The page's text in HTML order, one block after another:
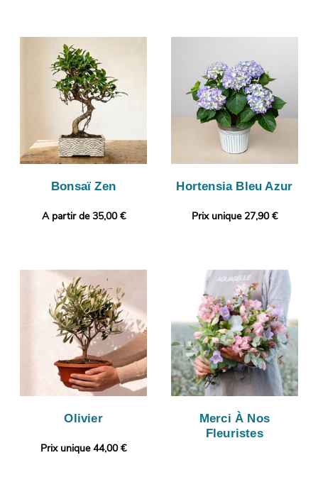
Bonsaï Zen
A partir de 35,00 €
Hortensia Bleu Azur
Prix unique 27,90 €
Olivier
Prix unique 44,00 €
Merci À Nos
Fleuristes